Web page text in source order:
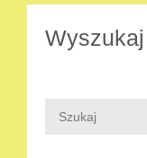
Wyszukaj